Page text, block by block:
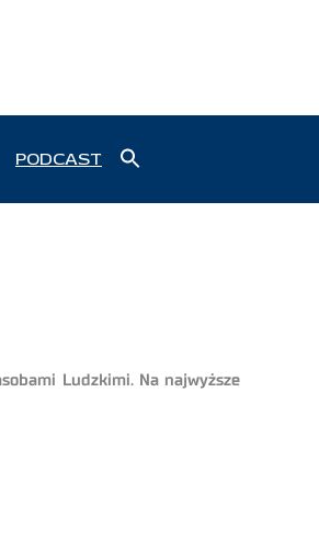
PODCAST
Ludzkimi. Na najwyższe